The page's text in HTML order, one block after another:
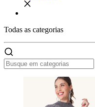
Todas as categorias